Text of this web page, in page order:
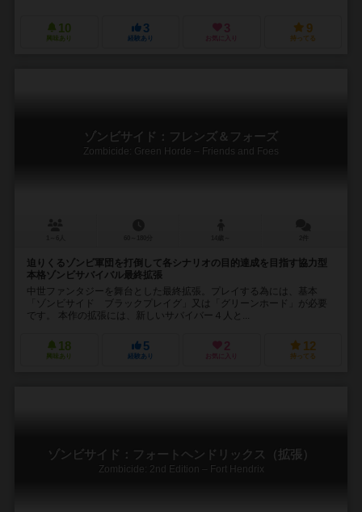
10
興味あり
3
経験あり
3
お気に入り
9
持ってる
ゾンビサイド：フレンズ＆フォーズ
Zombicide: Green Horde – Friends and Foes
迫りくるゾンビ軍団を打倒して各シナリオの目的達成を目指す協力型
本格ゾンビサバイバル最終拡張
中世ファンタジーを舞台とした最終拡張。プレイする為には、基本
「ゾンビサイド ブラックプレイグ」又は「グリーンホード」が必要
です。 本作の拡張には、新しいサバイバー４人と...
18
興味あり
5
経験あり
2
お気に入り
12
持ってる
ゾンビサイド：フォートヘンドリックス（拡張）
Zombicide: 2nd Edition – Fort Hendrix